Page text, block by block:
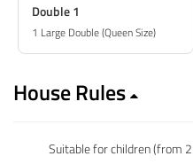
Double 1
1 Large Double (Queen Size)
House Rules
Suitable for children (from